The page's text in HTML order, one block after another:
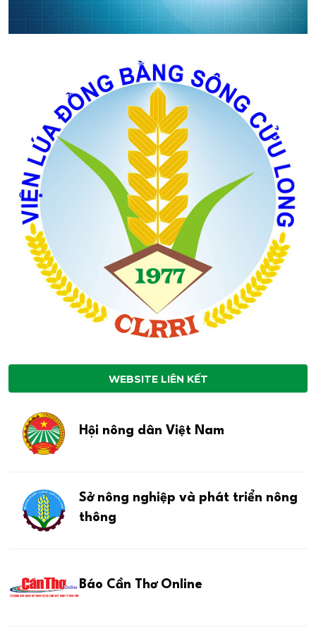
WEBSITE LIÊN KẾT
Hội nông dân Việt Nam
Sở nông nghiệp và phát triển nông
thông
Báo Cần Thơ Online